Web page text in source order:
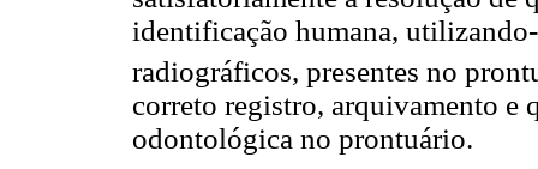
identificação humana,
radiográficos, presentes no
correto registro, arquivamento e
odontológica no prontuário.